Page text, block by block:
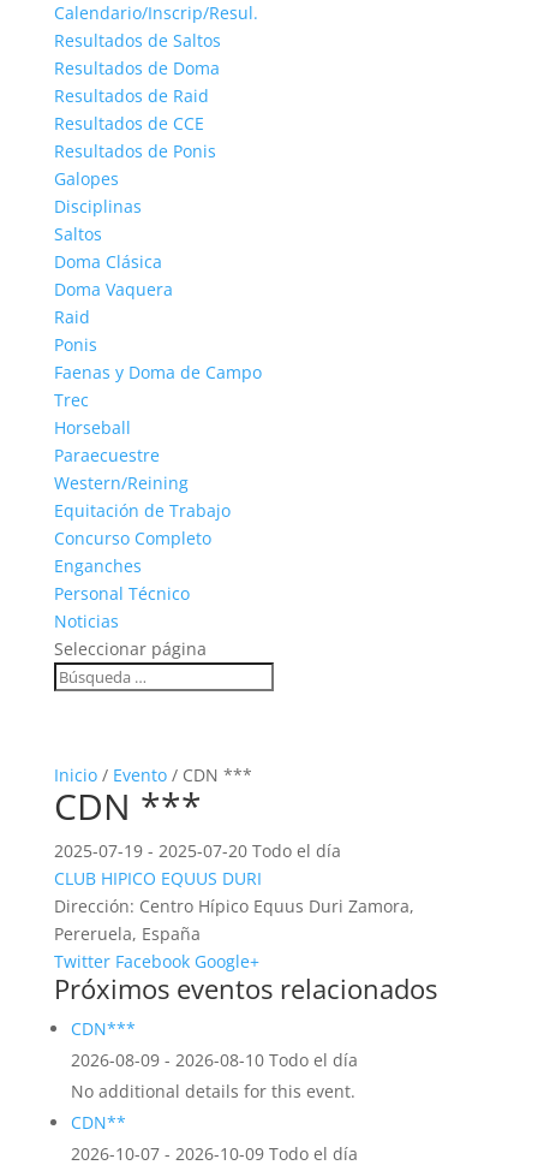
Calendario/Inscrip/Resul.
Resultados de Saltos
Resultados de Doma
Resultados de Raid
Resultados de CCE
Resultados de Ponis
Galopes
Disciplinas
Saltos
Doma Clásica
Doma Vaquera
Raid
Ponis
Faenas y Doma de Campo
Trec
Horseball
Paraecuestre
Western/Reining
Equitación de Trabajo
Concurso Completo
Enganches
Personal Técnico
Noticias
Seleccionar página
Inicio/ Evento/ CDN ***
CDN ***
2025-07-19 - 2025-07-20 Todo el día
CLUB HIPICO EQUUS DURI
Dirección: Centro Hípico Equus Duri Zamora,
Pereruela, España
Twitter Facebook Google+
Próximos eventos relacionados
CDN***
2026-08-09 - 2026-08-10 Todo el día
No additional details for this event.
CDN**
2026-10-07 - 2026-10-09 Todo el día